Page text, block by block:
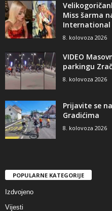
Miss šarma
International
8. kolovoza 2026
VIDEO
parkingu
8. kolovoza 2026
Prijavite se
Gradićima
8. kolovoza 2026
POPULARNE KATEGORIJE
Izdvojeno
Vijesti